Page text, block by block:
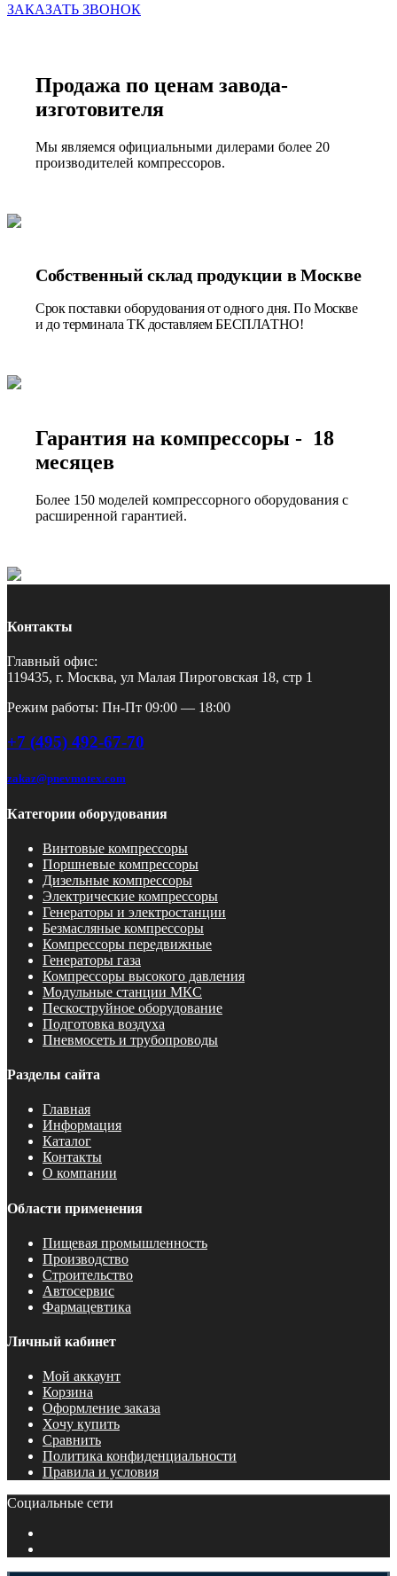
ЗАКАЗАТЬ ЗВОНОК
Продажа по ценам завода-
изготовителя
Мы являемся официальными дилерами более 20
производителей компрессоров.
Собственный склад продукции в Москве
Срок поставки оборудования от одного дня. По Москве
и до терминала ТК доставляем БЕСПЛАТНО!
Гарантия на компрессоры - 18
месяцев
Более 150 моделей компрессорного оборудования с
расширенной гарантией.
Контакты
Главный офис:
119435, г. Москва, ул Малая Пироговская 18, стр 1
Режим работы: Пн-Пт 09:00 — 18:00
+7 (495) 492-67-70
zakaz@pnevmotex.com
Категории оборудования
Винтовые компрессоры
Поршневые компрессоры
Дизельные компрессоры
Электрические компрессоры
Генераторы и электростанции
Безмасляные компрессоры
Компрессоры передвижные
Генераторы газа
Компрессоры высокого давления
Модульные станции МКС
Пескоструйное оборудование
Подготовка воздуха
Пневмосеть и трубопроводы
Разделы сайта
Главная
Информация
Каталог
Контакты
О компании
Области применения
Пищевая промышленность
Производство
Строительство
Автосервис
Фармацевтика
Личный кабинет
Мой аккаунт
Корзина
Оформление заказа
Хочу купить
Сравнить
Политика конфиденциальности
Правила и условия
Социальные сети